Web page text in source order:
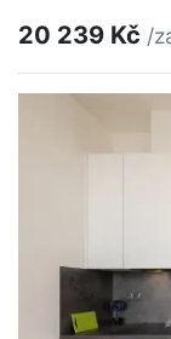
20 239 Kč /